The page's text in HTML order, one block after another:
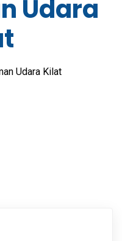
Udara
Udara Kilat